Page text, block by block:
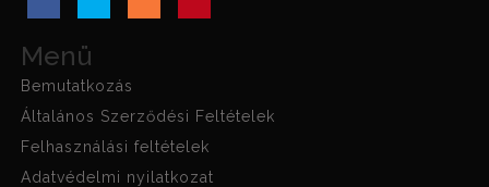
Menü
Bemutatkozás
Általános Szerződési Feltételek
Felhasználási feltételek
Adatvédelmi nyilatkozat